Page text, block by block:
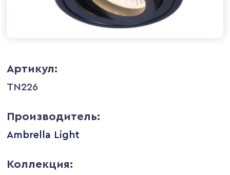
Артикул:
TN226
Производитель:
Ambrella Light
Коллекция: